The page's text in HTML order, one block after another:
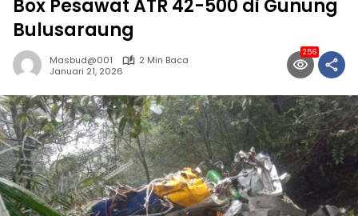
Box Pesawat ATR 42-500 di Gunung
Bulusaraung
Masbud@001
2 Min Baca
Januari 21, 2026
256